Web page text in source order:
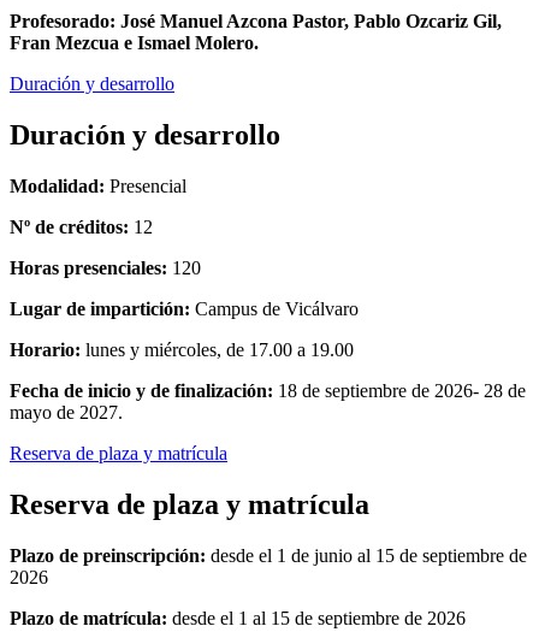
Profesorado: José Manuel Azcona Pastor, Pablo Ozcariz Gil,
Fran Mezcua e Ismael Molero.
Duración y desarrollo
Duración y desarrollo
Modalidad: Presencial
Nº de créditos: 12
Horas presenciales: 120
Lugar de impartición: Campus de Vicálvaro
Horario: lunes y miércoles, de 17.00 a 19.00
Fecha de inicio y de finalización: 18 de septiembre de 2026- 28 de
mayo de 2027.
Reserva de plaza y matrícula
Reserva de plaza y matrícula
Plazo de preinscripción: desde el 1 de junio al 15 de septiembre de
2026
Plazo de matrícula: desde el 1 al 15 de septiembre de 2026